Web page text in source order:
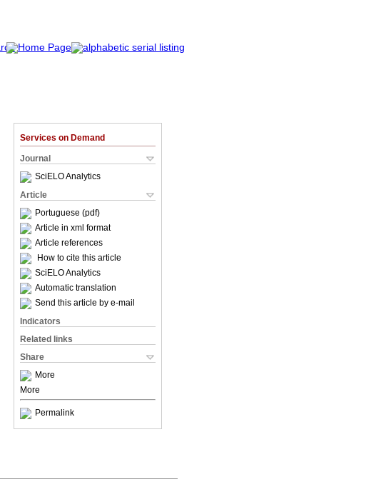
Services on Demand
Journal
SciELO Analytics
Article
Portuguese (pdf)
Article in xml format
Article references
How to cite this article
SciELO Analytics
Automatic translation
Send this article by e-mail
Indicators
Related links
Share
More
More
Permalink